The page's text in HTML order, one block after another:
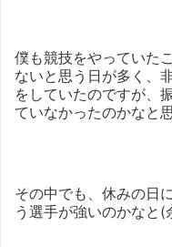
僕も競技をやっていた
ないと思う日が多く、
をしていたのですが、
ていなかったのかなと
その中でも、休みの日
う選手が強いのかなと(